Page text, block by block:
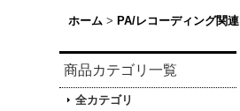
ホーム > PA/レコーディング関連
商品カテゴリ一覧
全カテゴリ